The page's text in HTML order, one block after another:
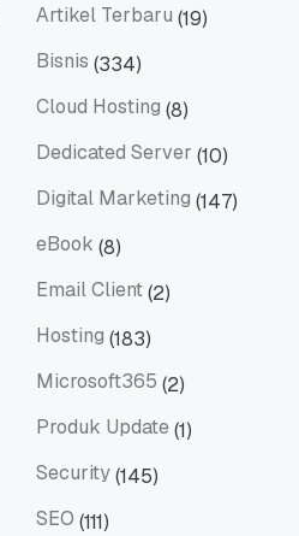
Artikel Terbaru (19)
Bisnis (334)
Cloud Hosting (8)
Dedicated Server (10)
Digital Marketing (147)
eBook (8)
Email Client(2)
Hosting (183)
Microsoft365 (2)
Produk Update (1)
Security(145)
SEO (111)